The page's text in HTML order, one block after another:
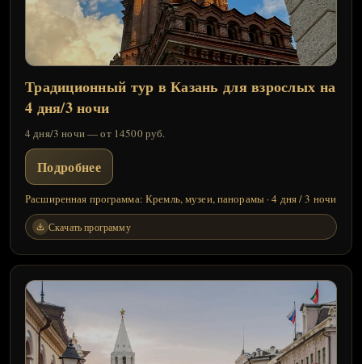
Традиционный тур в Казань для взрослых на
4 дня/3 ночи
4 дня/3 ночи — от 14500 руб.
Подробнее
Расширенная программа: Кремль, музеи, панорамы · 4 дня / 3 ночи
Скачать программу